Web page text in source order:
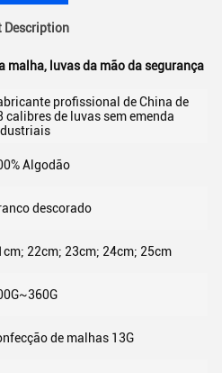
Description
malha, luvas da mão da segurança
profissional de China de
calibres de luvas sem emenda
Algodão
descorado
22cm; 23cm; 24cm; 25cm
de malhas 13G